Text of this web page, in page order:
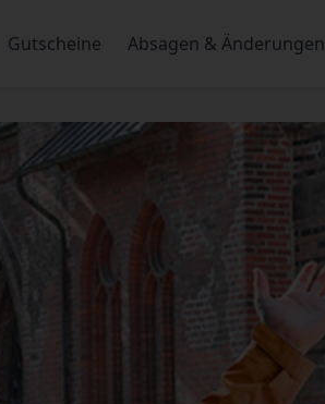
Gutscheine Absagen & Änderungen